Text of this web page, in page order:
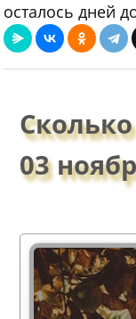
осталось дней
03